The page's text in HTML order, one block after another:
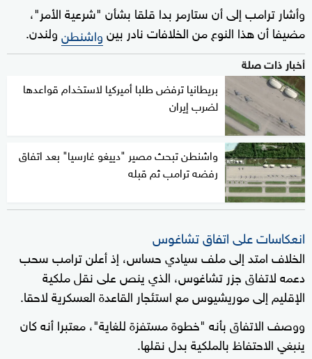
وأشار ترامب إلى أن ستارمر بدا قلقا بشأن "شرعية الأمر"،
مضيفا أن هذا النوع من الخلافات نادر بينواشنطنولندن.
أخبار ذات صلة
بريطانيا ترفض طلبا أميركيا لاستخدام قواعدها
لضرب إيران
واشنطن تبحث مصير "دييغو غارسيا" بعد اتفاق
رفضه ترامب ثم قبله
انعكاسات على اتفاق تشاغوس
الخلاف امتد إلى ملف سيادي حساس، إذ أعلن ترامب سحب
دعمه لاتفاق جزر تشاغوس، الذي ينص على نقل ملكية
الإقليم إلى موريشيوس مع استئجار القاعدة العسكرية لاحقا.
ووصف الاتفاق بأنه "خطوة مستفزة للغاية"، معتبرا أنه كان
ينبغي الاحتفاظ بالملكية بدل نقلها.